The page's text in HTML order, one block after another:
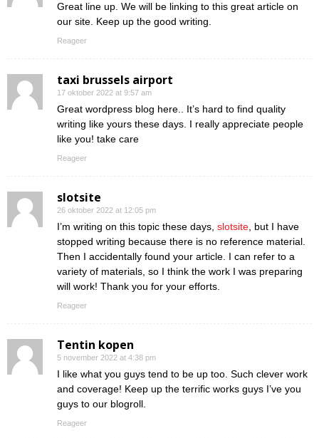
Great line up. We will be linking to this great article on
our site. Keep up the good writing.
Reageer
taxi brussels airport
17 oktober 2022 at 9:57 am
Great wordpress blog here.. It’s hard to find quality
writing like yours these days. I really appreciate people
like you! take care
Reageer
slotsite
26 oktober 2022 at 12:05 pm
I’m writing on this topic these days, slotsite , but I have
stopped writing because there is no reference material.
Then I accidentally found your article. I can refer to a
variety of materials, so I think the work I was preparing
will work! Thank you for your efforts.
Reageer
Tentin kopen
5 november 2022 at 4:38 pm
I like what you guys tend to be up too. Such clever work
and coverage! Keep up the terrific works guys I’ve you
guys to our blogroll.
Reageer